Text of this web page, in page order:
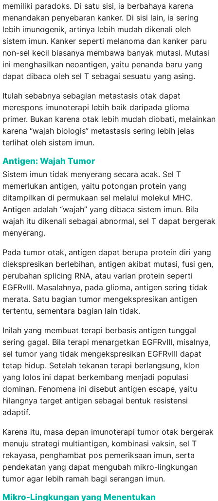
memiliki paradoks. Di satu sisi, ia berbahaya karena
menandakan penyebaran kanker. Di sisi lain, ia sering
lebih imunogenik, artinya lebih mudah dikenali oleh
sistem imun. Kanker seperti melanoma dan kanker paru
non-sel kecil biasanya membawa banyak mutasi. Mutasi
ini menghasilkan neoantigen, yaitu penanda baru yang
dapat dibaca oleh sel T sebagai sesuatu yang asing.
Itulah sebabnya sebagian metastasis otak dapat
merespons imunoterapi lebih baik daripada glioma
primer. Bukan karena otak lebih mudah diobati, melainkan
karena “wajah biologis” metastasis sering lebih jelas
terlihat oleh sistem imun.
Antigen: Wajah Tumor
Sistem imun tidak menyerang secara acak. Sel T
memerlukan antigen, yaitu potongan protein yang
ditampilkan di permukaan sel melalui molekul MHC.
Antigen adalah “wajah” yang dibaca sistem imun. Bila
wajah itu dikenali sebagai abnormal, sel T dapat bergerak
menyerang.
Pada tumor otak, antigen dapat berupa protein diri yang
diekspresikan berlebihan, antigen akibat mutasi, fusi gen,
perubahan splicing RNA, atau varian protein seperti
EGFRvIII. Masalahnya, pada glioma, antigen sering tidak
merata. Satu bagian tumor mengekspresikan antigen
tertentu, sementara bagian lain tidak.
Inilah yang membuat terapi berbasis antigen tunggal
sering gagal. Bila terapi menargetkan EGFRvIII, misalnya,
sel tumor yang tidak mengekspresikan EGFRvIII dapat
tetap hidup. Setelah tekanan terapi berlangsung, klon
yang lolos ini dapat berkembang menjadi populasi
dominan. Fenomena ini disebut antigen escape, yaitu
hilangnya target antigen sebagai bentuk resistensi
adaptif.
Karena itu, masa depan imunoterapi tumor otak bergerak
menuju strategi multiantigen, kombinasi vaksin, sel T
rekayasa, penghambat pos pemeriksaan imun, serta
pendekatan yang dapat mengubah mikro-lingkungan
tumor agar lebih ramah bagi serangan imun.
Mikro-Lingkungan yang Menentukan